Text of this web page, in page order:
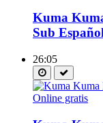
Kuma
Sub
26:05